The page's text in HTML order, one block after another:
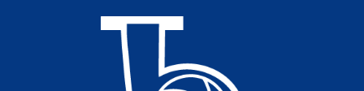
mantenimiento.
32 mm a
PVC-U de
• Conexión: